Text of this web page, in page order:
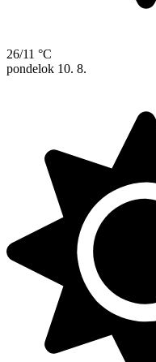
26/11 °C
pondelok 10. 8.